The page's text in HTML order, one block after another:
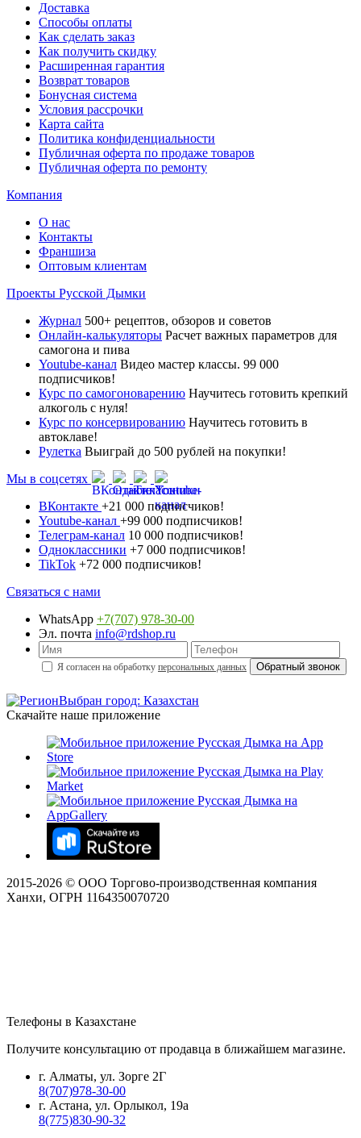
Доставка
Способы оплаты
Как сделать заказ
Как получить скидку
Расширенная гарантия
Возврат товаров
Бонусная система
Условия рассрочки
Карта сайта
Политика конфиденциальности
Публичная оферта по продаже товаров
Публичная оферта по ремонту
Компания
О нас
Контакты
Франшиза
Оптовым клиентам
Проекты Русской Дымки
Журнал 500+ рецептов, обзоров и советов
Онлайн-калькуляторы Расчет важных параметров для
самогона и пива
Youtube-канал Видео мастер классы. 99 000
подписчиков!
Курс по самогоноварению Научитесь готовить крепкий
алкоголь с нуля!
Курс по консервированию Научитесь готовить в
автоклаве!
Рулетка Выиграй до 500 рублей на покупки!
Мы в соцсетях
ВКонтакте +21 000 подписчиков!
Youtube-канал +99 000 подписчиков!
Телеграм-канал 10 000 подписчиков!
Одноклассники +7 000 подписчиков!
TikTok +72 000 подписчиков!
Связаться с нами
WhatsApp +7(707) 978-30-00
Эл. почта info@rdshop.ru
Я согласен на обработку персональных данных
Выбран город: Казахстан
Скачайте наше приложение
2015-2026 © ООО Торгово-производственная компания
Ханхи, ОГРН 1164350070720
Телефоны в Казахстане
Получите консультацию от продавца в ближайшем магазине.
г. Алматы, ул. Зорге 2Г
8(707)978-30-00
г. Астана, ул. Орлыкол, 19а
8(775)830-90-32